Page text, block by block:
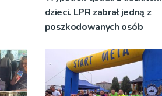
dzieci. LPR zabrał jedną z
poszkodowanych osób